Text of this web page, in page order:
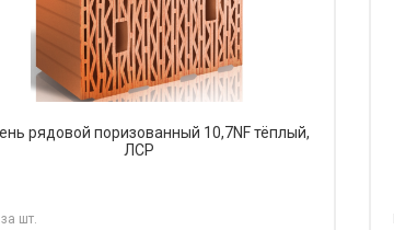
рядовой поризованный 10,7NF тёплый,
ЛСР
шт.